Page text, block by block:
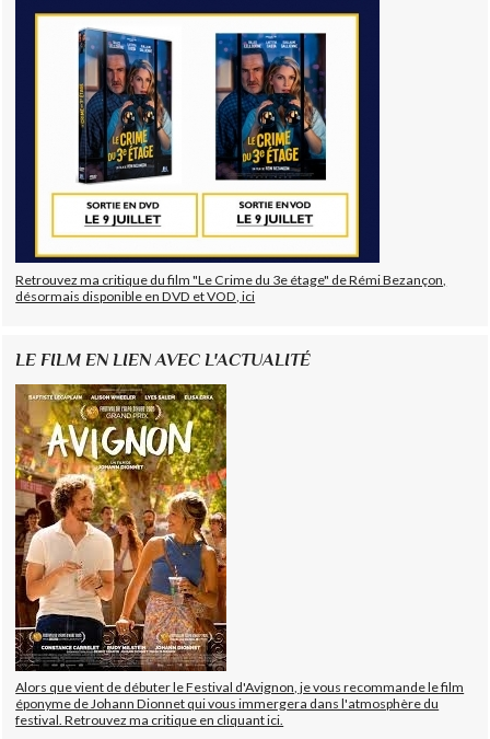
Retrouvez ma critique du film "Le Crime du 3e étage" de Rémi Bezançon,
désormais disponible en DVD et VOD, ici
LE FILM EN LIEN AVEC L'ACTUALITÉ
Alors que vient de débuter le Festival d'Avignon, je vous recommande le film
éponyme de Johann Dionnet qui vous immergera dans l'atmosphère du
festival. Retrouvez ma critique en cliquant ici.